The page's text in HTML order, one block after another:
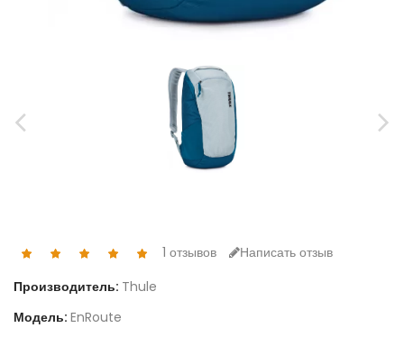
1 отзывов
Написать отзыв
Производитель: Thule
Модель: EnRoute